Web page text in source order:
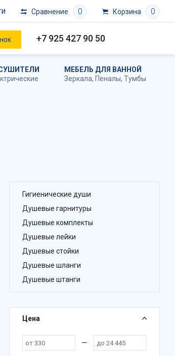
Сравнение 0 Корзина 0
+7 925 427 90 50
МЕБЕЛЬ ДЛЯ ВАННОЙ
Зеркала, Пеналы, Тумбы
Гигиенические души
Душевые гарнитуры
Душевые комплекты
Душевые лейки
Душевые стойки
Душевые шланги
Душевые штанги
Цена
—